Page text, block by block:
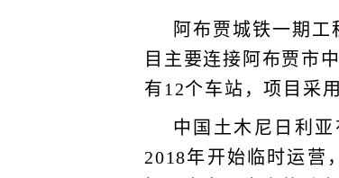
阿布贾城铁一期
目主要连接阿布贾市
有12个车站，项目采
中国土木尼日利
2018年开始临时运营